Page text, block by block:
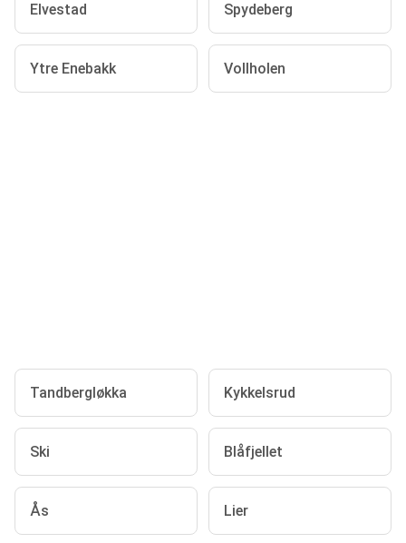
Elvestad Spydeberg
Ytre Enebakk Vollholen
Tandbergløkka Kykkelsrud
Ski Blåfjellet
Ås Lier